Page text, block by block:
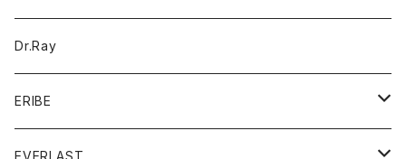
ジャケット
バッグ
キッズ
シャツ
Tシャツ
グッズ
帽子
トップス
Dr.Ray
ERIBE
ニット
EVERLAST